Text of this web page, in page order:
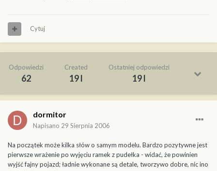
Cytuj
Odpowiedzi
62
Created
19 l
Ostatniej odpowiedzi
19 l
dormitor
Napisano 29 Sierpnia 2006
Na początek może kilka słów o samym modelu. Bardzo pozytywne jest
pierwsze wrażenie po wyjęciu ramek z pudełka - widać, że powinien
wyjść fajny pojazd; ładnie wykonane są detale, tworzywo dobre, nic ino